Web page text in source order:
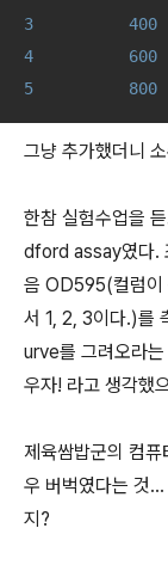
3
400
4
600
5
800
그냥 추가했더니
한참 실험수업을
dford assay였다.
음 OD595(컬럼이
서 1, 2, 3이다.)를
urve를 그려오라는
우자! 라고 생각했
제육쌈밥군의 컴
우 버벅였다는 것
지?